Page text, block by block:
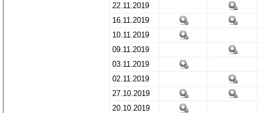
22.11.2019
16.11.2019
10.11.2019
09.11.2019
03.11.2019
02.11.2019
27.10.2019
20.10.2019